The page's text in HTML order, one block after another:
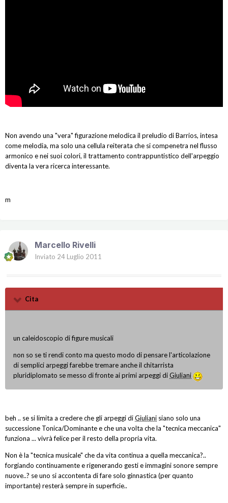
Non avendo una "vera" figurazione melodica il preludio di Barrios, intesa
come melodia, ma solo una cellula reiterata che si compenetra nel flusso
armonico e nei suoi colori, il trattamento contrappuntistico dell'arpeggio
diventa la vera ricerca interessante.
m
Marcello Rivelli
Inviato 24 Luglio 2011
Cita
un caleidoscopio di figure musicali
non so se ti rendi conto ma questo modo di pensare l'articolazione
di semplici arpeggi farebbe tremare anche il chitarrista
pluridiplomato se messo di fronte ai primi arpeggi diGiuliani
beh .. se si limita a credere che gli arpeggi diGiuliani siano solo una
successione Tonica/Dominante e che una volta che la "tecnica meccanica"
funziona ... vivrà felice per il resto della propria vita.
Non è la "tecnica musicale" che da vita continua a quella meccanica?..
forgiando continuamente e rigenerando gesti e immagini sonore sempre
nuove..? se uno si accontenta di fare solo ginnastica (per quanto
importante) resterà sempre in superficie..